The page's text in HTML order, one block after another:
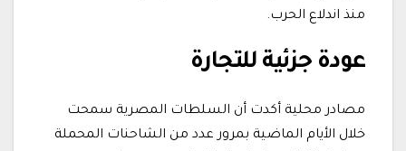
منذ اندلاع الحرب.
عودة جزئية للتجارة
مصادر محلية أكدت أن السلطات المصرية سمحت
خلال الأيام الماضية بمرور عدد من الشاحنات المحملة